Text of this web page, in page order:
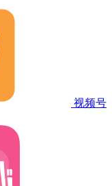
视频号